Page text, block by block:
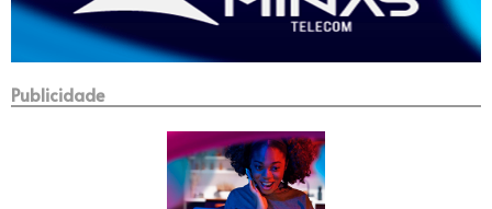
Publicidade